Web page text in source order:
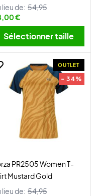
lieu de: 54,95
€
Sélectionner taille
OUTLET
- 34%
PR2505 Women T-
Mustard Gold
lieu de: 54,95